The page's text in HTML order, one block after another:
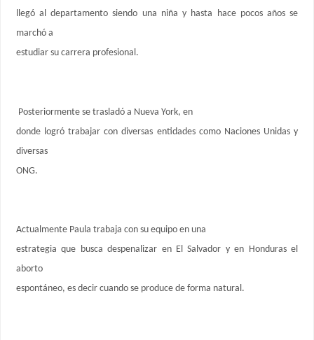
llegó al departamento siendo una niña y hasta hace pocos años se
marchó a
estudiar su carrera profesional.
Posteriormente se trasladó a Nueva York, en
donde logró trabajar con diversas entidades como Naciones Unidas y
diversas
ONG.
Actualmente Paula trabaja con su equipo en una
estrategia que busca despenalizar en El Salvador y en Honduras el
aborto
espontáneo, es decir cuando se produce de forma natural.